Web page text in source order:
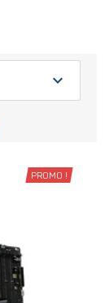
expand_more
PROMO !